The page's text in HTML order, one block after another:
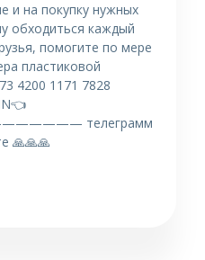
и на покупку нужных
обходиться каждый
помогите по мере
пластиковой
4200 1171 7828
телеграмм
🙏🙏🙏